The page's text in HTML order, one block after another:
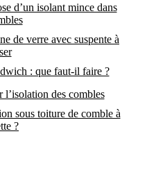
d’un isolant mince dans
de verre avec suspente à
: que faut-il faire ?
des combles
sous toiture de comble à
?